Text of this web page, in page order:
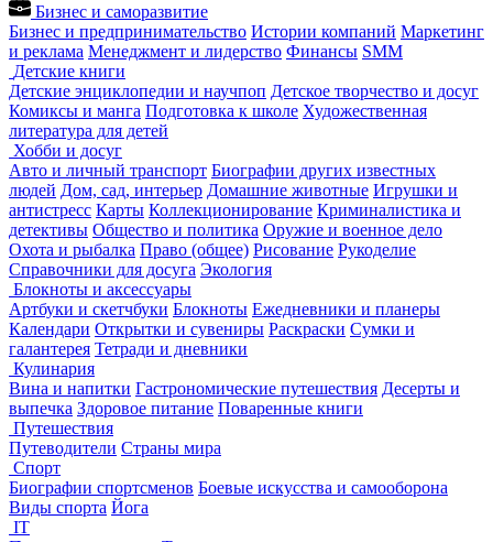
Бизнес и саморазвитие
Бизнес и предпринимательство Истории компаний Маркетинг
и реклама Менеджмент и лидерство Финансы SMM
Детские книги
Детские энциклопедии и научпоп Детское творчество и досуг
Комиксы и манга Подготовка к школе Художественная
литература для детей
Хобби и досуг
Авто и личный транспорт Биографии других известных
людей Дом, сад, интерьер Домашние животные Игрушки и
антистресс Карты Коллекционирование Криминалистика и
детективы Общество и политика Оружие и военное дело
Охота и рыбалка Право (общее) Рисование Рукоделие
Справочники для досуга Экология
Блокноты и аксессуары
Артбуки и скетчбуки Блокноты Ежедневники и планеры
Календари Открытки и сувениры Раскраски Сумки и
галантерея Тетради и дневники
Кулинария
Вина и напитки Гастрономические путешествия Десерты и
выпечка Здоровое питание Поваренные книги
Путешествия
Путеводители Страны мира
Спорт
Биографии спортсменов Боевые искусства и самооборона
Виды спорта Йога
IT